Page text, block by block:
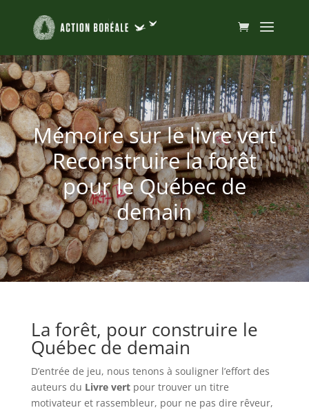
Mémoire sur le livre vert
Reconstruire la forêt
pour le Québec de
demain
La forêt, pour construire le
Québec de demain
D’entrée de jeu, nous tenons à souligner l’effort des
auteurs du Livre vertpour trouver un titre
motivateur et rassembleur, pour ne pas dire rêveur,